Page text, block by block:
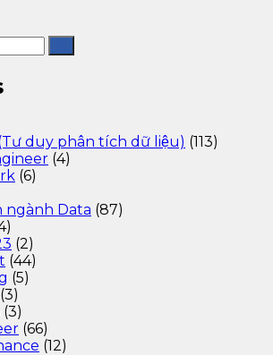
duy phân tích dữ liệu) (113)
(4)
(6)
ngành Data (87)
(2)
(44)
(5)
(3)
(3)
(66)
(12)